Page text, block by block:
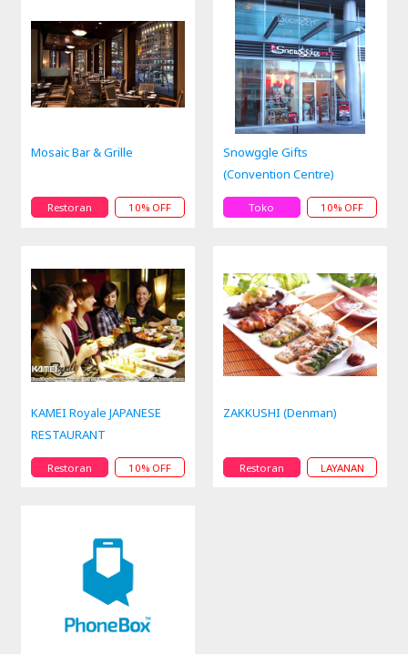
Mosaic Bar & Grille
Restoran 10% OFF
Snowggle Gifts
(Convention Centre)
Toko 10% OFF
KAMEI Royale JAPANESE
RESTAURANT
Restoran 10% OFF
ZAKKUSHI (Denman)
Restoran LAYANAN